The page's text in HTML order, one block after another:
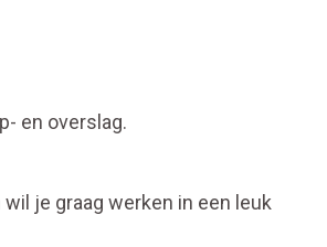
en overslag.
je graag werken in een leuk